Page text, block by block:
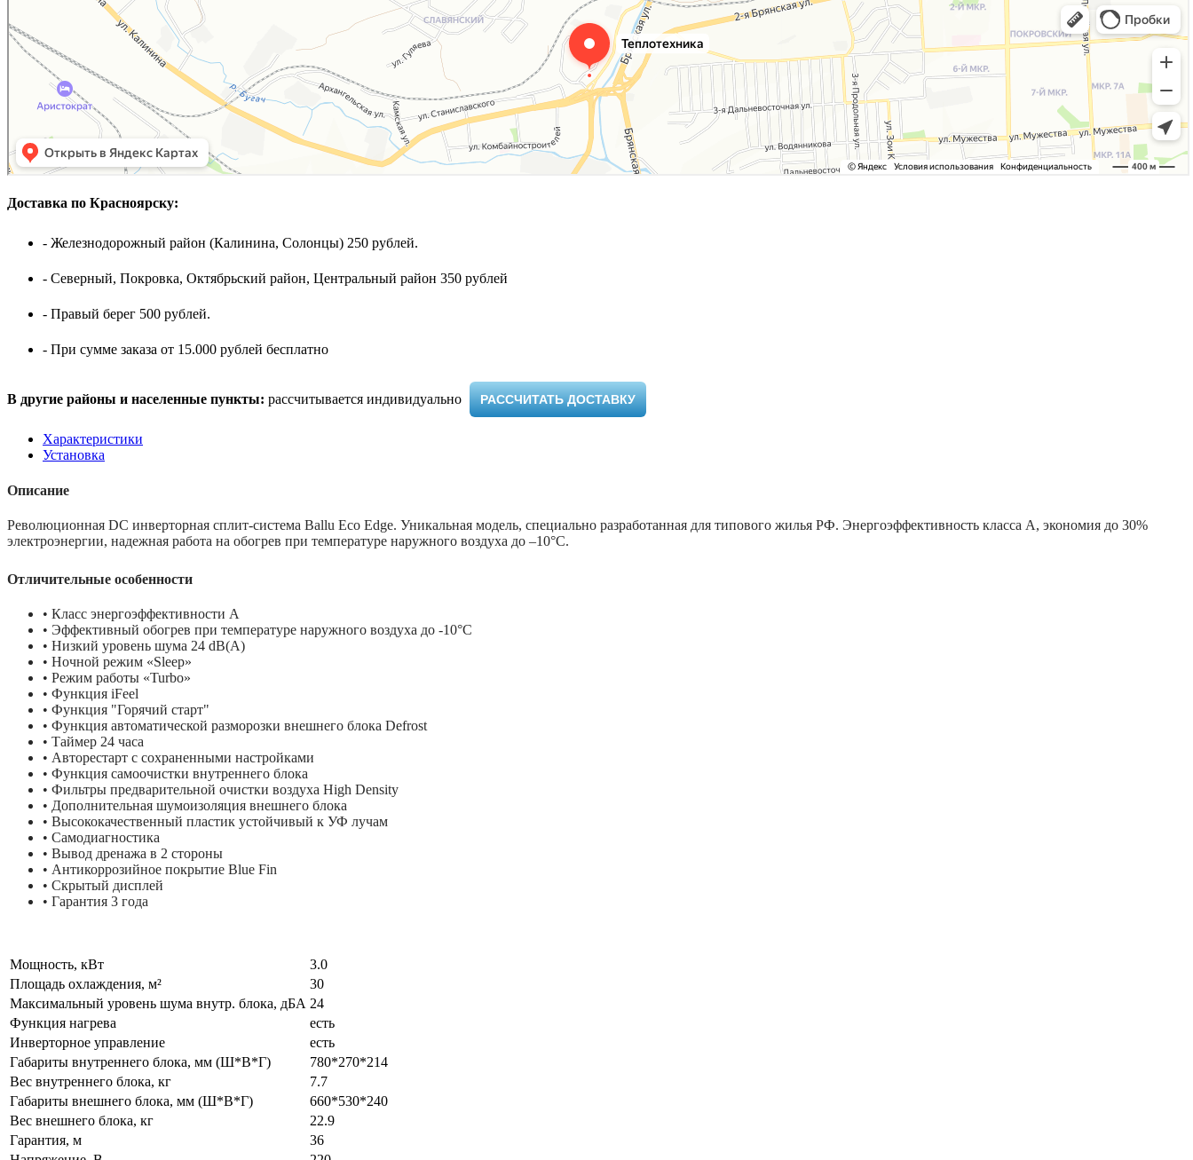
Доставка по Красноярску:
- Железнодорожный район (Калинина, Солонцы) 250 рублей.
- Северный, Покровка, Октябрьский район, Центральный район 350 рублей
- Правый берег 500 рублей.
- При сумме заказа от 15.000 рублей бесплатно
В другие районы и населенные пункты: рассчитывается индивидуально ​ РАССЧИТАТЬ ДОСТАВКУ
Характеристики
Установка
Описание
Революционная DC инверторная сплит-система Ballu Eco Edge. Уникальная модель, специально разработанная для типового жилья РФ. Энергоэффективность класса А, экономия до 30%
электроэнергии, надежная работа на обогрев при температуре наружного воздуха до –10°С.
Отличительные особенности
• Класс энергоэффективности A
• Эффективный обогрев при температуре наружного воздуха до -10°С
• Низкий уровень шума 24 dB(A)
• Ночной режим «Sleep»
• Режим работы «Turbo»
• Функция iFeel
• Функция "Горячий старт"
• Функция автоматической разморозки внешнего блока Defrost
• Таймер 24 часа
• Авторестарт с сохраненными настройками
• Функция самоочистки внутреннего блока
• Фильтры предварительной очистки воздуха High Density
• Дополнительная шумоизоляция внешнего блока
• Высококачественный пластик устойчивый к УФ лучам
• Самодиагностика
• Вывод дренажа в 2 стороны
• Антикоррозийное покрытие Blue Fin
• Скрытый дисплей
• Гарантия 3 года
Мощность, кВт
3.0
Площадь охлаждения, м²
30
Максимальный уровень шума внутр. блока, дБА 24
Функция нагрева
есть
Инверторное управление
есть
Габариты внутреннего блока, мм (Ш*В*Г)
780*270*214
Вес внутреннего блока, кг
7.7
Габариты внешнего блока, мм (Ш*В*Г)
660*530*240
Вес внешнего блока, кг
22.9
Гарантия, м
36